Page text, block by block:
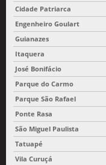
Cidade Patriarca
Engenheiro Goulart
Guianazes
Itaquera
José Bonifácio
Parque do Carmo
Parque São Rafael
Ponte Rasa
São Miguel Paulista
Tatuapé
Vila Curuçá